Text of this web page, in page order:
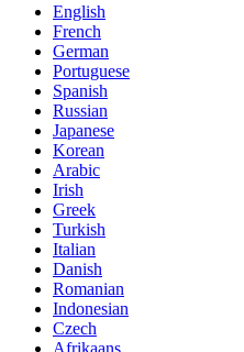
English
French
German
Portuguese
Spanish
Russian
Japanese
Korean
Arabic
Irish
Greek
Turkish
Italian
Danish
Romanian
Indonesian
Czech
Afrikaans